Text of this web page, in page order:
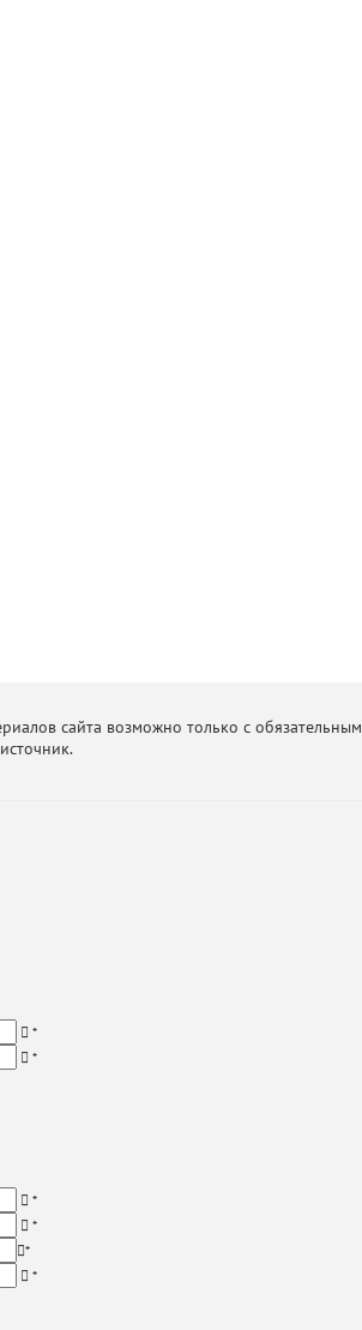
сайта возможно только с обязательным
*
*
*
*
*
*